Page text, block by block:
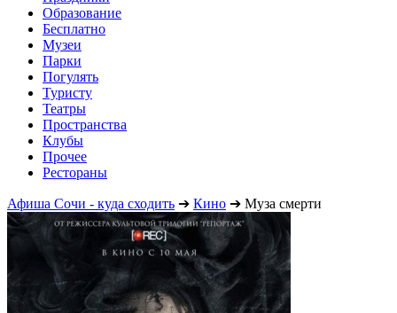
Образование
Бесплатно
Музеи
Парки
Погулять
Туристу
Театры
Пространства
Клубы
Прочее
Рестораны
Афиша Сочи - куда сходить ➔ Кино ➔ Муза смерти